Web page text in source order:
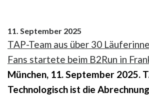
11. September 2025
TAP-Team aus über 30
Fans startete beim B2Run in
München, 11. September 2025.
Technologisch ist die